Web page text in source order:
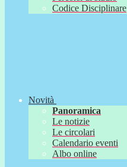
Codice Disciplinare
Novità
Panoramica
Le notizie
Le circolari
Calendario eventi
Albo online